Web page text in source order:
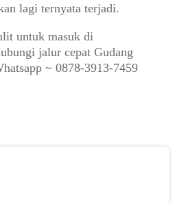
lagi ternyata terjadi.
untuk masuk di
jalur cepat Gudang
~ 0878-3913-7459